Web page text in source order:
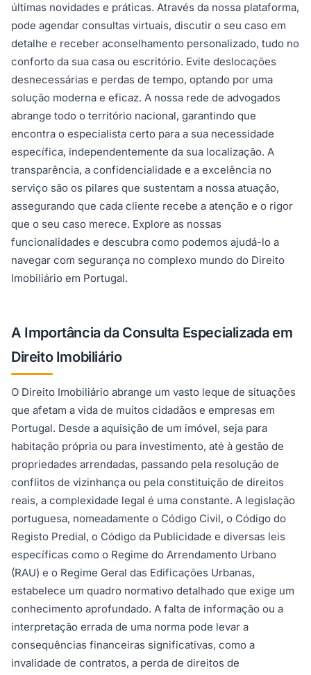
últimas novidades e práticas. Através da nossa plataforma,
pode agendar consultas virtuais, discutir o seu caso em
detalhe e receber aconselhamento personalizado, tudo no
conforto da sua casa ou escritório. Evite deslocações
desnecessárias e perdas de tempo, optando por uma
solução moderna e eficaz. A nossa rede de advogados
abrange todo o território nacional, garantindo que
encontra o especialista certo para a sua necessidade
específica, independentemente da sua localização. A
transparência, a confidencialidade e a excelência no
serviço são os pilares que sustentam a nossa atuação,
assegurando que cada cliente recebe a atenção e o rigor
que o seu caso merece. Explore as nossas
funcionalidades e descubra como podemos ajudá-lo a
navegar com segurança no complexo mundo do Direito
Imobiliário em Portugal.
A Importância da Consulta Especializada em
Direito Imobiliário
O Direito Imobiliário abrange um vasto leque de situações
que afetam a vida de muitos cidadãos e empresas em
Portugal. Desde a aquisição de um imóvel, seja para
habitação própria ou para investimento, até à gestão de
propriedades arrendadas, passando pela resolução de
conflitos de vizinhança ou pela constituição de direitos
reais, a complexidade legal é uma constante. A legislação
portuguesa, nomeadamente o Código Civil, o Código do
Registo Predial, o Código da Publicidade e diversas leis
específicas como o Regime do Arrendamento Urbano
(RAU) e o Regime Geral das Edificações Urbanas,
estabelece um quadro normativo detalhado que exige um
conhecimento aprofundado. A falta de informação ou a
interpretação errada de uma norma pode levar a
consequências financeiras significativas, como a
invalidade de contratos, a perda de direitos de